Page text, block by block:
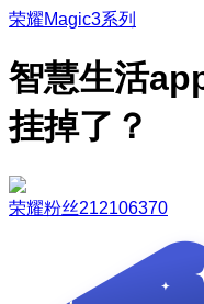
荣耀Magic3系列
智慧生活
挂掉了？
荣耀粉丝212106370